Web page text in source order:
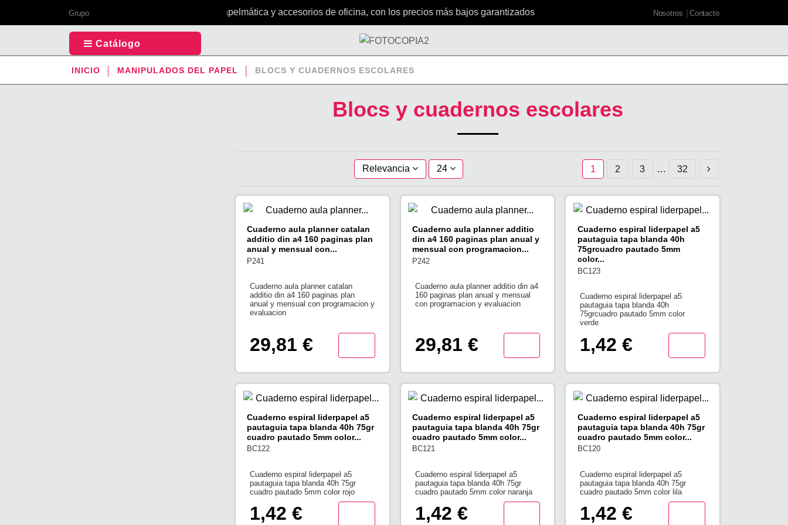
Grupo Tu todo en 1 de papelmática y accesorios de oficina, con los precios más bajos garantizados Nosotros Contacto
Catálogo
INICIO MANIPULADOS DEL PAPEL BLOCS Y CUADERNOS ESCOLARES
Blocs y cuadernos escolares
Relevancia 24 1 2 3 … 32
Cuaderno aula planner catalan
additio din a4 160 paginas plan
anual y mensual con...
P241
Cuaderno aula planner catalan
additio din a4 160 paginas plan
anual y mensual con programacion y
evaluacion
29,81 €
Cuaderno aula planner additio
din a4 160 paginas plan anual y
mensual con programacion...
P242
Cuaderno aula planner additio din a4
160 paginas plan anual y mensual
con programacion y evaluacion
29,81 €
Cuaderno espiral liderpapel a5
pautaguia tapa blanda 40h
75grcuadro pautado 5mm
color...
BC123
Cuaderno espiral liderpapel a5
pautaguia tapa blanda 40h
75grcuadro pautado 5mm color
verde
1,42 €
Cuaderno espiral liderpapel a5
pautaguia tapa blanda 40h 75gr
cuadro pautado 5mm color...
BC122
Cuaderno espiral liderpapel a5
pautaguia tapa blanda 40h 75gr
cuadro pautado 5mm color rojo
1,42 €
Cuaderno espiral liderpapel a5
pautaguia tapa blanda 40h 75gr
cuadro pautado 5mm color...
BC121
Cuaderno espiral liderpapel a5
pautaguia tapa blanda 40h 75gr
cuadro pautado 5mm color naranja
1,42 €
Cuaderno espiral liderpapel a5
pautaguia tapa blanda 40h 75gr
cuadro pautado 5mm color...
BC120
Cuaderno espiral liderpapel a5
pautaguia tapa blanda 40h 75gr
cuadro pautado 5mm color lila
1,42 €